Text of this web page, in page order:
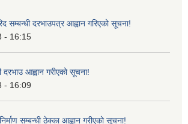
सम्बन्धी दरभाउपत्र आह्वान गरिएको सूचना!
- 16:15
आह्वान गरीएको सूचना!
- 16:09
सम्बन्धी ठेक्का आह्वान गरीएको सूचना!